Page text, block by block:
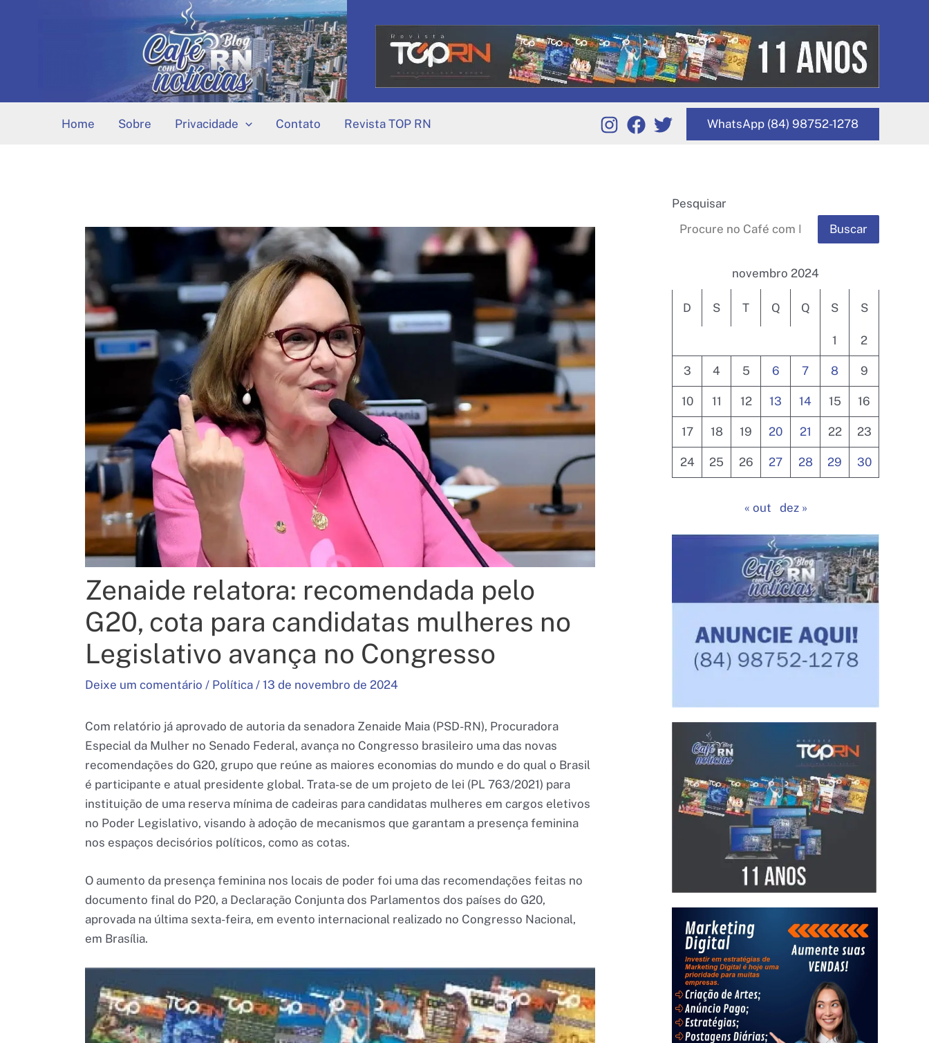
Home Sobre Privacidade Contato Revista TOP RN WhatsApp (84) 98752-1278
Zenaide relatora: recomendada pelo
G20, cota para candidatas mulheres no
Legislativo avança no Congresso
Deixe um comentário / Política / 13 de novembro de 2024
Com relatório já aprovado de autoria da senadora Zenaide Maia (PSD-RN), Procuradora
Especial da Mulher no Senado Federal, avança no Congresso brasileiro uma das novas
recomendações do G20, grupo que reúne as maiores economias do mundo e do qual o Brasil
é participante e atual presidente global. Trata-se de um projeto de lei (PL 763/2021) para
instituição de uma reserva mínima de cadeiras para candidatas mulheres em cargos eletivos
no Poder Legislativo, visando à adoção de mecanismos que garantam a presença feminina
nos espaços decisórios políticos, como as cotas.
O aumento da presença feminina nos locais de poder foi uma das recomendações feitas no
documento final do P20, a Declaração Conjunta dos Parlamentos dos países do G20,
aprovada na última sexta-feira, em evento internacional realizado no Congresso Nacional,
em Brasília.
Pesquisar
Buscar
novembro 2024
D S T Q Q S S
1 2
3 4 5 6 7 8 9
10 11 12 13 14 15 16
17 18 19 20 21 22 23
24 25 26 27 28 29 30
« out dez »